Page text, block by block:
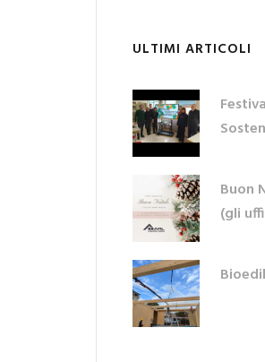
ULTIMI ARTICOLI
Buon
(gli